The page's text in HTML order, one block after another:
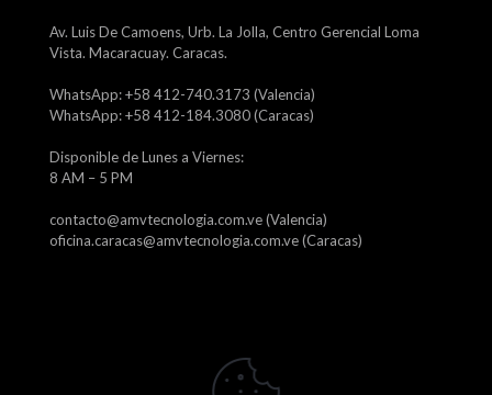
Av. Luis De Camoens, Urb. La Jolla, Centro Gerencial Loma
Vista. Macaracuay. Caracas.
WhatsApp: +58 412-740.3173 (Valencia)
WhatsApp: +58 412-184.3080 (Caracas)
Disponible de Lunes a Viernes:
8 AM – 5 PM
contacto@amvtecnologia.com.ve (Valencia)
oficina.caracas@amvtecnologia.com.ve (Caracas)